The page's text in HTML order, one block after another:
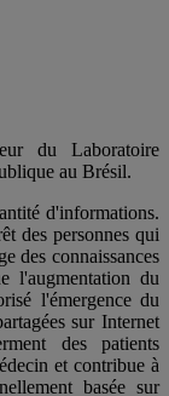
du Laboratoire
au Brésil.
d'informations.
des personnes qui
des connaissances
l'augmentation du
l'émergence du
sur Internet
des patients
et contribue à
basée sur